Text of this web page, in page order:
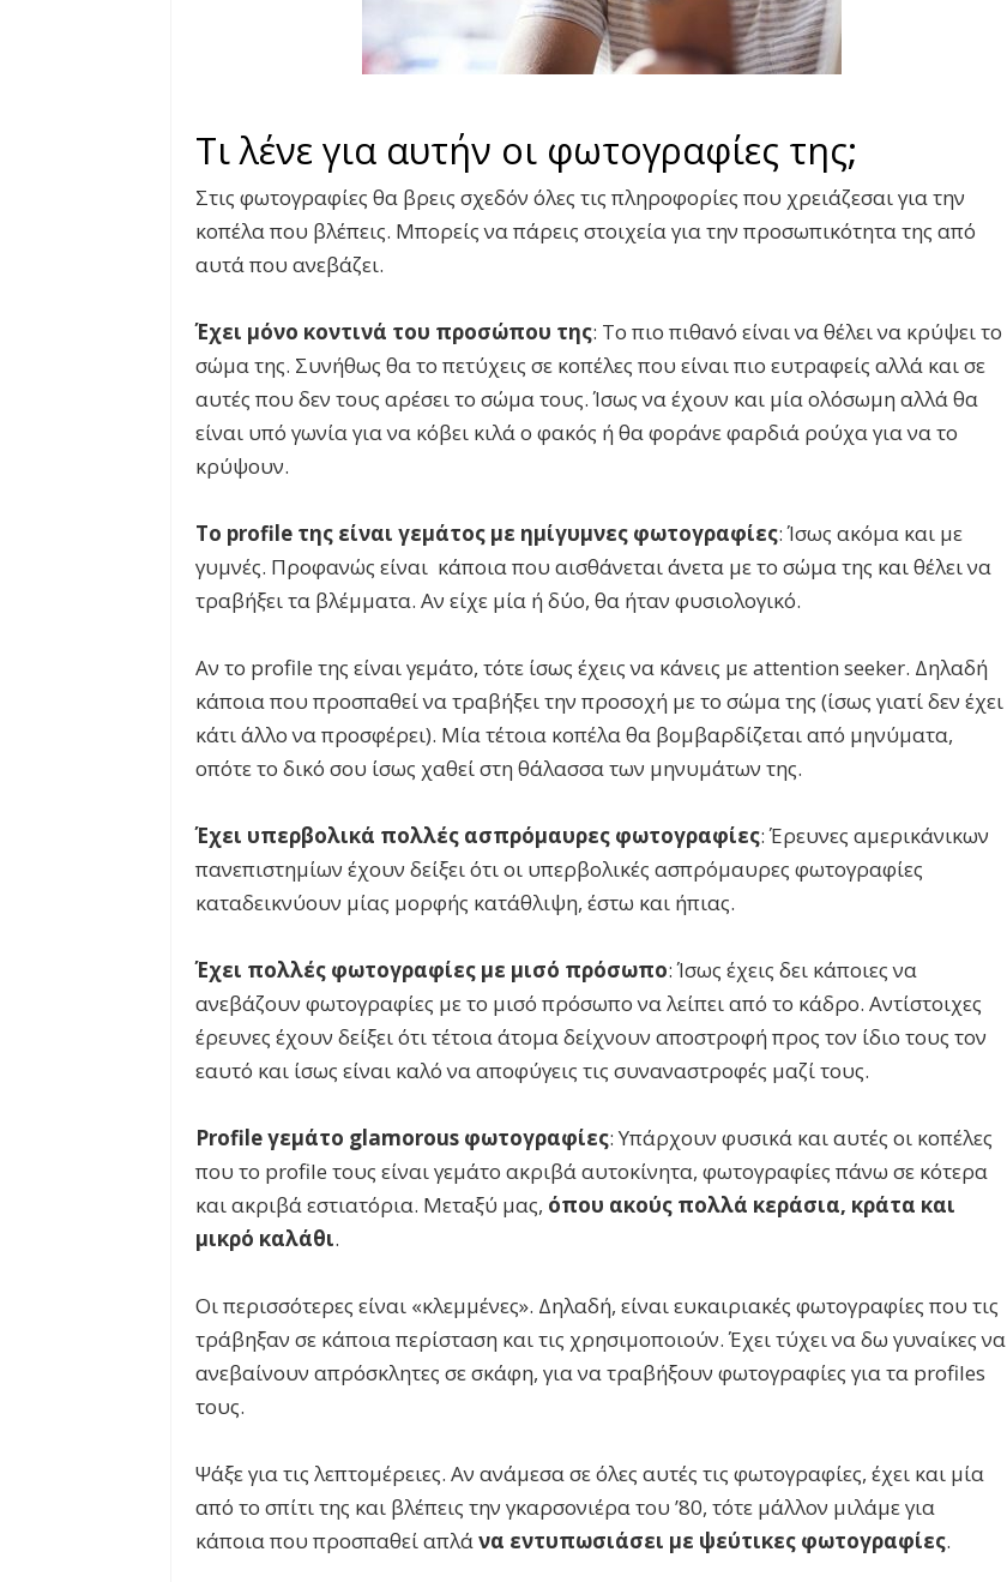
Τι λένε για αυτήν οι φωτογραφίες της;
Στις φωτογραφίες θα βρεις σχεδόν όλες τις πληροφορίες που χρειάζεσαι για την
κοπέλα που βλέπεις. Μπορείς να πάρεις στοιχεία για την προσωπικότητα της από
αυτά που ανεβάζει.
Έχει μόνο κοντινά του προσώπου της: Το πιο πιθανό είναι να θέλει να κρύψει το
σώμα της. Συνήθως θα το πετύχεις σε κοπέλες που είναι πιο ευτραφείς αλλά και σε
αυτές που δεν τους αρέσει το σώμα τους. Ίσως να έχουν και μία ολόσωμη αλλά θα
είναι υπό γωνία για να κόβει κιλά ο φακός ή θα φοράνε φαρδιά ρούχα για να το
κρύψουν.
Το profile της είναι γεμάτος με ημίγυμνες φωτογραφίες: Ίσως ακόμα και με
γυμνές. Προφανώς είναι κάποια που αισθάνεται άνετα με το σώμα της και θέλει να
τραβήξει τα βλέμματα. Αν είχε μία ή δύο, θα ήταν φυσιολογικό.
Αν το profile της είναι γεμάτο, τότε ίσως έχεις να κάνεις με attention seeker. Δηλαδή
κάποια που προσπαθεί να τραβήξει την προσοχή με το σώμα της (ίσως γιατί δεν έχει
κάτι άλλο να προσφέρει). Μία τέτοια κοπέλα θα βομβαρδίζεται από μηνύματα,
οπότε το δικό σου ίσως χαθεί στη θάλασσα των μηνυμάτων της.
Έχει υπερβολικά πολλές ασπρόμαυρες φωτογραφίες: Έρευνες αμερικάνικων
πανεπιστημίων έχουν δείξει ότι οι υπερβολικές ασπρόμαυρες φωτογραφίες
καταδεικνύουν μίας μορφής κατάθλιψη, έστω και ήπιας.
Έχει πολλές φωτογραφίες με μισό πρόσωπο: Ίσως έχεις δει κάποιες να
ανεβάζουν φωτογραφίες με το μισό πρόσωπο να λείπει από το κάδρο. Αντίστοιχες
έρευνες έχουν δείξει ότι τέτοια άτομα δείχνουν αποστροφή προς τον ίδιο τους τον
εαυτό και ίσως είναι καλό να αποφύγεις τις συναναστροφές μαζί τους.
Profileγεμάτο glamorous φωτογραφίες: Υπάρχουν φυσικά και αυτές οι κοπέλες
που το profile τους είναι γεμάτο ακριβά αυτοκίνητα, φωτογραφίες πάνω σε κότερα
και ακριβά εστιατόρια. Μεταξύ μας, όπου ακούς πολλά κεράσια, κράτα και
μικρό καλάθι.
Οι περισσότερες είναι «κλεμμένες». Δηλαδή, είναι ευκαιριακές φωτογραφίες που τις
τράβηξαν σε κάποια περίσταση και τις χρησιμοποιούν. Έχει τύχει να δω γυναίκες να
ανεβαίνουν απρόσκλητες σε σκάφη, για να τραβήξουν φωτογραφίες για τα profiles
τους.
Ψάξε για τις λεπτομέρειες. Αν ανάμεσα σε όλες αυτές τις φωτογραφίες, έχει και μία
από το σπίτι της και βλέπεις την γκαρσονιέρα του ’80, τότε μάλλον μιλάμε για
κάποια που προσπαθεί απλάνα εντυπωσιάσει με ψεύτικες φωτογραφίες.